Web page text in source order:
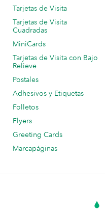
Tarjetas de Visita
Tarjetas de Visita
Cuadradas
MiniCards
Tarjetas de Visita con Bajo
Relieve
Postales
Adhesivos y Etiquetas
Folletos
Flyers
Greeting Cards
Marcapáginas